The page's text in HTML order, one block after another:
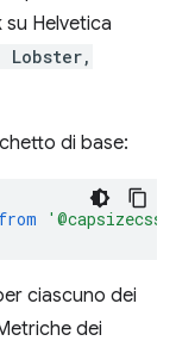
Helvetica
di base:
from
ciascuno dei
dei